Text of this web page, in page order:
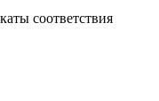
соответствия